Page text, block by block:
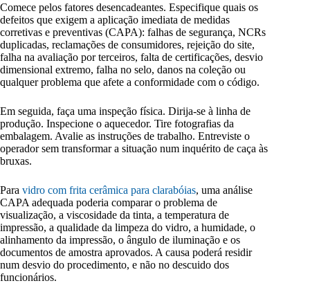
Comece pelos fatores desencadeantes. Especifique quais os
defeitos que exigem a aplicação imediata de medidas
corretivas e preventivas (CAPA): falhas de segurança, NCRs
duplicadas, reclamações de consumidores, rejeição do site,
falha na avaliação por terceiros, falta de certificações, desvio
dimensional extremo, falha no selo, danos na coleção ou
qualquer problema que afete a conformidade com o código.
Em seguida, faça uma inspeção física. Dirija-se à linha de
produção. Inspecione o aquecedor. Tire fotografias da
embalagem. Avalie as instruções de trabalho. Entreviste o
operador sem transformar a situação num inquérito de caça às
bruxas.
Para vidro com frita cerâmica para clarabóias, uma análise
CAPA adequada poderia comparar o problema de
visualização, a viscosidade da tinta, a temperatura de
impressão, a qualidade da limpeza do vidro, a humidade, o
alinhamento da impressão, o ângulo de iluminação e os
documentos de amostra aprovados. A causa poderá residir
num desvio do procedimento, e não no descuido dos
funcionários.